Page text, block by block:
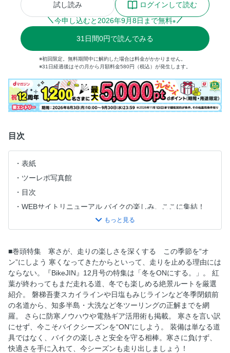
試し読み
ログインして読む
今申し込むと 2026年9月8日まで無料※
31 日間0円で読んでみる
※初回限定。無料期間中に解約した場合は料金がかかりません。
※31日経過後はその月から月額料金580円（税込）が発生します。
目次
表紙
ツーレポ写真館
目次
WEBサイトリニューアル バイクの楽しみ、ここに集結！
BikeJINオリジナルグッズ EC＆イベントで好評発売中!
バイクジンTT通信12月号「TTミーティングFINAL 2会場の
コンテンツについて」
BikeJIN祭り@岩手・雫石 開催レポート「快晴の雫石にライ
ダー大集合！」
BikeJIN祭り@長野・下諏訪 開催レポート「絶景の終着点下
諏訪で広がるライダー同士の輪」
BikeJIN祭り長野・下諏訪で出逢ったディープなミシュラン
ユーザー7人「抜群の安心感とロングライフ次もミシュラン
に決めてます」
■巻頭特集 寒さが、走りの楽しさを深くする この季節を“オ
ン”にしよう 寒くなってきたからといって、走りを止める理由には
ならない。『BikeJIN』12月号の特集は「冬をONにする。」。 紅
葉が終わってもまだ走れる道、冬でも楽しめる絶景ルートを厳選
紹介。 磐梯吾妻スカイラインや日塩もみじラインなど冬季閉鎖前
の名道から、知多半島・大洗など冬ツーリングの正解までを網
羅。 さらに防寒ノウハウや電熱ギア活用術も掲載。 寒さを言い訳
にせず、今こそバイクシーズンを“ON”にしよう。 装備は単なる道
具ではなく、バイクの楽しさと安全を守る相棒。寒さに負けず、
快適さを手に入れて、今シーズンも走り出しましょう！